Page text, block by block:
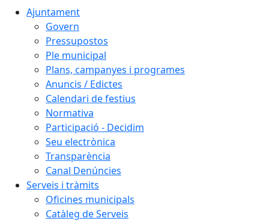
Ajuntament
Govern
Pressupostos
Ple municipal
Plans, campanyes i programes
Anuncis / Edictes
Calendari de festius
Normativa
Participació - Decidim
Seu electrònica
Transparència
Canal Denúncies
Serveis i tràmits
Oficines municipals
Catàleg de Serveis